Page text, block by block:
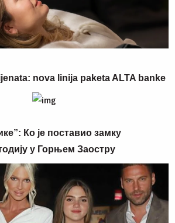
nova linija paketa ALTA banke
Ко је поставио замку
у Горњем Заостру